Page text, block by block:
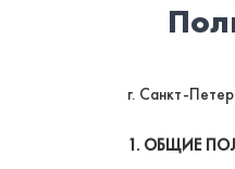
г. Санкт-
1. ОБЩИЕ